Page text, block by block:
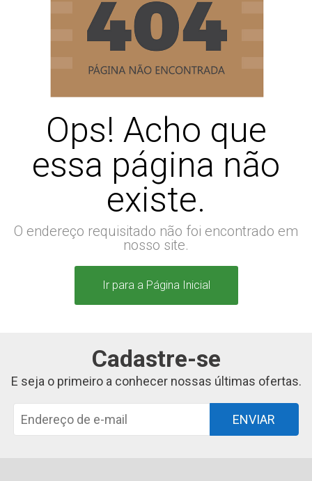
Ops! Acho que
essa página não
existe.
O endereço requisitado não foi encontrado em
nosso site.
Ir para a Página Inicial
Cadastre-se
E seja o primeiro a conhecer nossas últimas ofertas.
ENVIAR